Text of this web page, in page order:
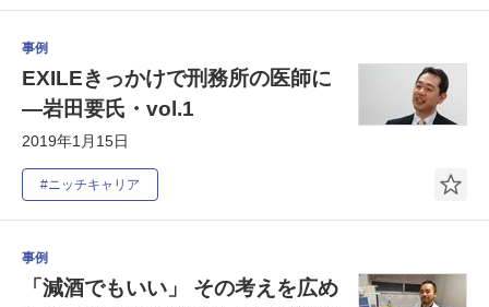
事例
EXILEきっかけで刑務所の医師に
―岩田要氏・vol.1
2019年1月15日
#ニッチキャリア
事例
「減酒でもいい」 その考えを広め